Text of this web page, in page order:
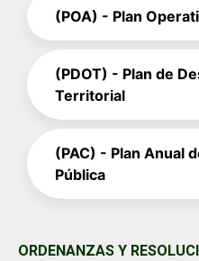
(POA) - Plan
(PDOT) - Plan de
Territorial
(PAC) - Plan Anual
Pública
ORDENANZAS Y